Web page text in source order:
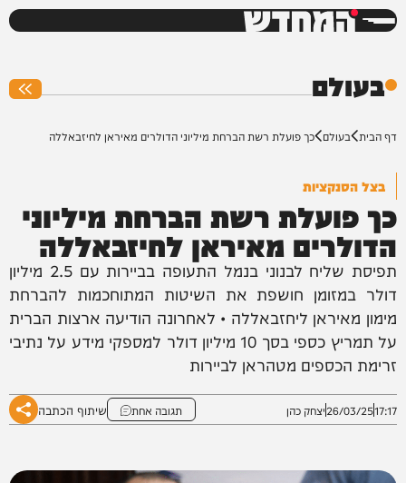
המחדש
בעולם
דף הבית בעולם כך פועלת רשת הברחת מיליוני הדולרים מאיראן לחיזבאללה
בצל הסנקציות
כך פועלת רשת הברחת מיליוני
הדולרים מאיראן לחיזבאללה
תפיסת שליח לבנוני בנמל התעופה בביירות עם 2.5 מיליון
דולר במזומן חושפת את השיטות המתוחכמות להברחת
מימון מאיראן ליחזבאללה • לאחרונה הודיעה ארצות הברית
על תמריץ כספי בסך 10 מיליון דולר למספקי מידע על נתיבי
זרימת הכספים מטהראן לביירות
17:17
26/03/25יצחק כהן תגובה אחת שיתוף הכתבה